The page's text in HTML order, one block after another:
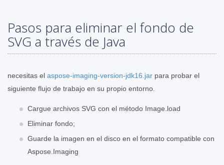
Pasos para eliminar el fondo de
SVG a través de Java
necesitas el aspose-imaging-version-jdk16.jar para probar el
siguiente flujo de trabajo en su propio entorno.
Cargue archivos SVG con el método Image.load
Eliminar fondo;
Guarde la imagen en el disco en el formato compatible con
Aspose.Imaging